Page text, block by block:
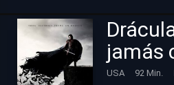
jamás
USA 92 Min.